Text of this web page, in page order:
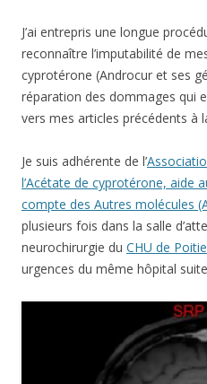
J’ai entrepris une longue
reconnaître l’imputabilité de
cyprotérone (Androcur et ses
réparation des dommages qui
vers mes articles précédents à
Je suis adhérente de l’
l’Acétate de cyprotérone, aide
compte des Autres molécules
plusieurs fois dans la salle
neurochirurgie du CHU de
urgences du même hôpital